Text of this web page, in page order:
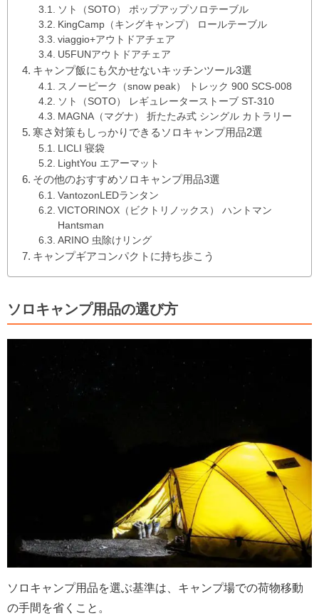
ソト（SOTO） ポップアップソロテーブル
KingCamp（キングキャンプ） ロールテーブル
viaggio+アウトドアチェア
U5FUNアウトドアチェア
キャンプ飯にも欠かせないキッチンツール3選
スノーピーク（snow peak） トレック 900 SCS-008
ソト（SOTO） レギュレーターストーブ ST-310
MAGNA（マグナ） 折たたみ式 シングル カトラリー
寒さ対策もしっかりできるソロキャンプ用品2選
LICLI 寝袋
LightYou エアーマット
その他のおすすめソロキャンプ用品3選
VantozonLEDランタン
VICTORINOX（ビクトリノックス） ハントマン
Hantsman
ARINO 虫除けリング
キャンプギアコンパクトに持ち歩こう
ソロキャンプ用品の選び方
ソロキャンプ用品を選ぶ基準は、キャンプ場での荷物移動
の手間を省くこと。